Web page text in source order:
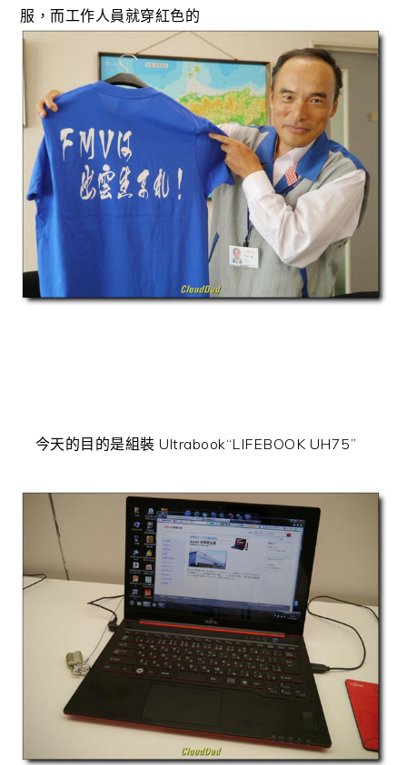
服，而工作人員就穿紅色的
今天的目的是組裝 Ultrabook“LIFEBOOK UH75”